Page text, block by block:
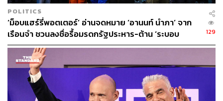
รุ้ง-ปนัสยา สิทธิจิรวัฒนกุล ในฐานะตัวแทนในการเจรจาได้
เข้ายื่นหนังสือ 3 ข้อเรียกร้อง และ 10 ข้อปฏิรูปสถาบันฯ หลัง
จากที่ก่อนหน้า เพนกวิน-พริษฐ์ ชิวารักษ์ แกนนำชุมนุมปราศ
รับระบุว่า “ขอให้ พล.อ. สุรยุทธ์ จุลานนท์ ประธานองคมนตรี
เตรียมคนมารับหนังสือที่เราจะไปยื่น” และเมื่อเวลา 08.39 น.
ทนายอานนท์ นำภา แจ้งว่าองคมนตรีมีการส่งตัวแทนมารับ
POLITICS
‘ม็อบแฮร์รี่พอตเตอร์’ อ่านจดหมาย ‘อานนท์ นำภา’ จาก
เรือนจำ ชวนลงชื่อรื้อมรดกรัฐประหาร-ต้าน ‘ระบอบ
สีน้ำเงิน’
129